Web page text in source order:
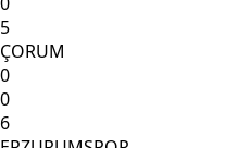
5
ÇORUM
0
0
6